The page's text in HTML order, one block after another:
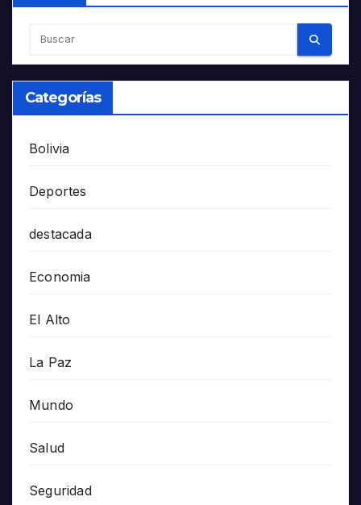
Categorías
Bolivia
Deportes
destacada
Economia
El Alto
La Paz
Mundo
Salud
Seguridad